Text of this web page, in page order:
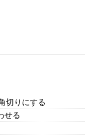
切りにする
せる